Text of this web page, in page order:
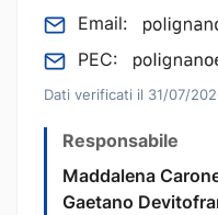
Email:
PEC:
Dati verificati il 31/07/
Responsabile
Maddalena
Gaetano